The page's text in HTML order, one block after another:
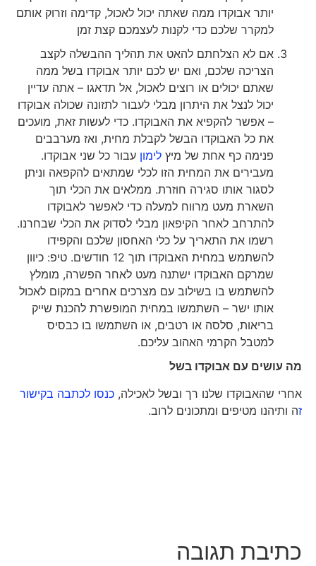
יותר אבוקדו ממה שאתה יכול לאכול, קדימה וזרוק אותם
למקרר שלכם כדי לקנות לעצמכם קצת זמן
אם לא הצלחתם להאט את תהליך ההבשלה לקצב
הצריכה שלכם, ואם יש לכם יותר אבוקדו בשל ממה
שאתם יכולים או רוצים לאכול, אל תדאגו – אתה עדיין
יכול לנצל את היתרון מבלי לעבור לתזונה שכולה אבוקדו
– אפשר להקפיא את האבוקדו. כדי לעשות זאת, מועכים
את כל האבוקדו הבשל לקבלת מחית, ואז מערבבים
פנימה כף אחת של מיץלימוןעבור כל שני אבוקדו.
מעבירים את המחית הזו לכלי שמתאים להקפאה וניתן
לסגור אותו סגירה חוזרת. ממלאים את הכלי תוך
השארת מעט מרווח למעלה כדי לאפשר לאבוקדו
להתרחב לאחר הקיפאון מבלי לסדוק את הכלי שבחרנו.
רשמו את התאריך על כלי האחסון שלכם והקפידו
להשתמש במחית האבוקדו תוך 12 חודשים. טיפ: כיוון
שמרקם האבוקדו ישתנה מעט לאחר הפשרה, מומלץ
להשתמש בו בשילוב עם מצרכים אחרים במקום לאכול
אותו ישר – השתמשו במחית המופשרת להכנת שייק
בריאות, סלסה או רטבים, או השתמשו בו כבסיס
למטבל הקרמי האהוב עליכם.
מה עושים עם אבוקדו בשל
אחרי שהאבוקדו שלנו רך ובשל לאכילה,כנסו לכתבה בקישור
ה ותיהנו מטיפים ומתכונים לרוב.
כתיבת תגובה